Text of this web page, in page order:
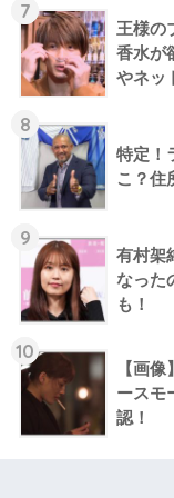
7
王様の
香水が
やネッ
8
特定！
こ？住
9
有村架
なった
も！
10
【画
ースモ
認！